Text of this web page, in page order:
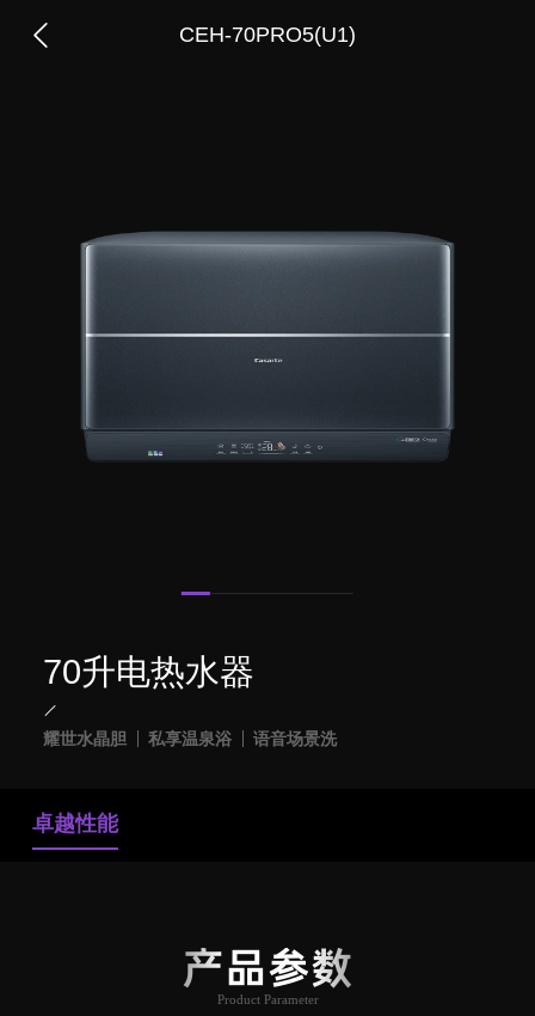
CEH-70PRO5(U1)
70升电热水器
耀世水晶胆 私享温泉浴 语音场景洗
卓越性能
产品参数
Product Parameter